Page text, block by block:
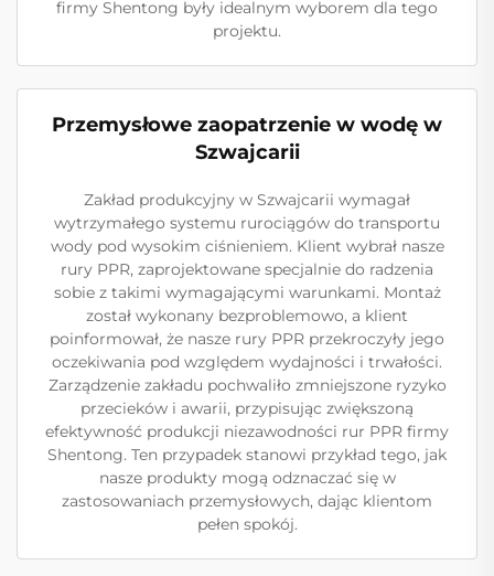
firmy Shentong były idealnym wyborem dla tego
projektu.
Przemysłowe zaopatrzenie w wodę w
Szwajcarii
Zakład produkcyjny w Szwajcarii wymagał
wytrzymałego systemu rurociągów do transportu
wody pod wysokim ciśnieniem. Klient wybrał nasze
rury PPR, zaprojektowane specjalnie do radzenia
sobie z takimi wymagającymi warunkami. Montaż
został wykonany bezproblemowo, a klient
poinformował, że nasze rury PPR przekroczyły jego
oczekiwania pod względem wydajności i trwałości.
Zarządzenie zakładu pochwaliło zmniejszone ryzyko
przecieków i awarii, przypisując zwiększoną
efektywność produkcji niezawodności rur PPR firmy
Shentong. Ten przypadek stanowi przykład tego, jak
nasze produkty mogą odznaczać się w
zastosowaniach przemysłowych, dając klientom
pełen spokój.